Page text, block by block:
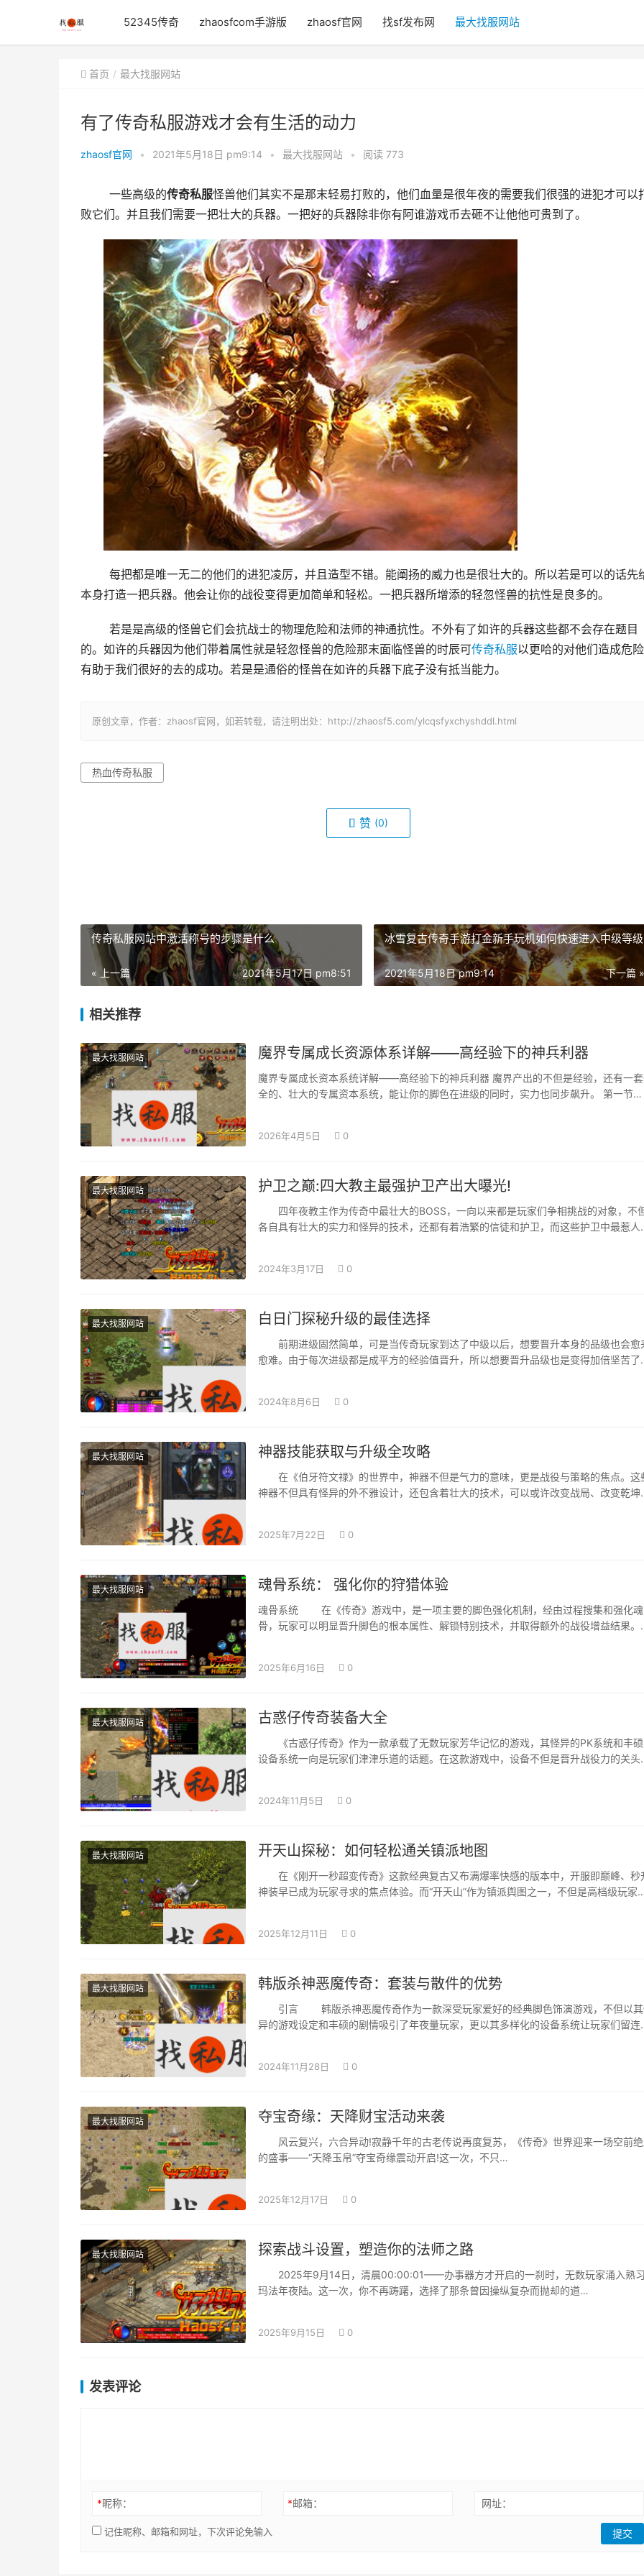
52345传奇 zhaosfcom手游版 zhaosf官网 找sf发布网 最大找服网站
首页 最大找服网站
有了传奇私服游戏才会有生活的动力
zhaosf官网 • 2021年5月18日 pm9:14 • 最大找服网站 • 阅读 773
	一些高级的
传奇私服怪兽他们其实不是那末轻易打败的，他们血量是很年夜的需要我们很强的进犯才可以
败它们。并且我们需要一把壮大的兵器。一把好的兵器除非你有阿谁游戏币去砸不让他他可贵到了。
本身打造一把兵器。他会让你的战役变得更加简单和轻松。一把兵器所增添的轻忽怪兽的抗性是良多的。
的。如许的兵器因为他们带着属性就是轻忽怪兽的危险那末面临怪兽的时辰可传奇私服以更哈的对他们造成危
有助于我们很好的去的成功。若是是通俗的怪兽在如许的兵器下底子没有抵当能力。
原创文章，作者：zhaosf官网，如若转载，请注明出处：http://zhaosf5.com/ylcqsfyxchyshddl.html
热血传奇私服
赞 (0)
传奇私服网站中激活称号的步骤是什么
« 上一篇 2021年5月17日 pm8:51
冰雪复古传奇手游打金新手玩机如何快速进入中级等级
下一篇 »
2021年5月18日 pm9:14
相关推荐
最大找服网站 魔界专属成长资源体系详解——高经验下的神兵利器
魔界专属成长资本系统详解——高经验下的神兵利器 魔界产出的不但是经验，还有一
全的、壮大的专属资本系统，能让你的脚色在进级的同时，实力也同步飙升。 第一节…
2026年4月5日 0
最大找服网站 护卫之巅:四大教主最强护卫产出大曝光!
四年夜教主作为传奇中最壮大的BOSS，一向以来都是玩家们争相挑战的对象，不
各自具有壮大的实力和怪异的技术，还都有着浩繁的信徒和护卫，而这些护卫中最惹人
2024年3月17日 0
最大找服网站 白日门探秘升级的最佳选择
前期进级固然简单，可是当传奇玩家到达了中级以后，想要晋升本身的品级也会愈
愈难。由于每次进级都是成平方的经验值晋升，所以想要晋升品级也是变得加倍坚苦了
2024年8月6日 0
最大找服网站 神器技能获取与升级全攻略
在《伯牙符文禄》的世界中，神器不但是气力的意味，更是战役与策略的焦点。这
神器不但具有怪异的外不雅设计，还包含着壮大的技术，可以或许改变战局、改变乾坤
2025年7月22日 0
最大找服网站 魂骨系统： 强化你的狩猎体验
魂骨系统 在《传奇》游戏中，是一项主要的脚色强化机制，经由过程搜集和强化魂
骨，玩家可以明显晋升脚色的根本属性、解锁特别技术，并取得额外的战役增益结果。
2025年6月16日 0
最大找服网站 古惑仔传奇装备大全
《古惑仔传奇》作为一款承载了无数玩家芳华记忆的游戏，其怪异的PK系统和丰
设备系统一向是玩家们津津乐道的话题。在这款游戏中，设备不但是晋升战役力的关头
2024年11月5日 0
最大找服网站 开天山探秘：如何轻松通关镇派地图
在《刚开一秒超变传奇》这款经典复古又布满爆率快感的版本中，开服即巅峰、秒
神装早已成为玩家寻求的焦点体验。而“开天山”作为镇派舆图之一，不但是高档级玩家
2025年12月11日 0
最大找服网站 韩版杀神恶魔传奇：套装与散件的优势
引言 韩版杀神恶魔传奇作为一款深受玩家爱好的经典脚色饰演游戏，不但以其
异的游戏设定和丰硕的剧情吸引了年夜量玩家，更以其多样化的设备系统让玩家们留连
2024年11月28日 0
最大找服网站 夺宝奇缘：天降财宝活动来袭
风云复兴，六合异动!寂静千年的古老传说再度复苏，《传奇》世界迎来一场空前
的盛事——“天降玉帛”夺宝奇缘震动开启!这一次，不只…
2025年12月17日 0
最大找服网站 探索战斗设置，塑造你的法师之路
2025年9月14日，清晨00:00:01——办事器方才开启的一刹时，无数玩家涌入熟
玛法年夜陆。这一次，你不再踌躇，选择了那条曾因操纵复杂而抛却的道…
2025年9月15日 0
发表评论
*昵称： *邮箱： 网址：
记住昵称、邮箱和网址，下次评论免输入